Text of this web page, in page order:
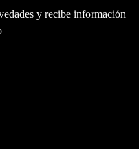
y recibe información